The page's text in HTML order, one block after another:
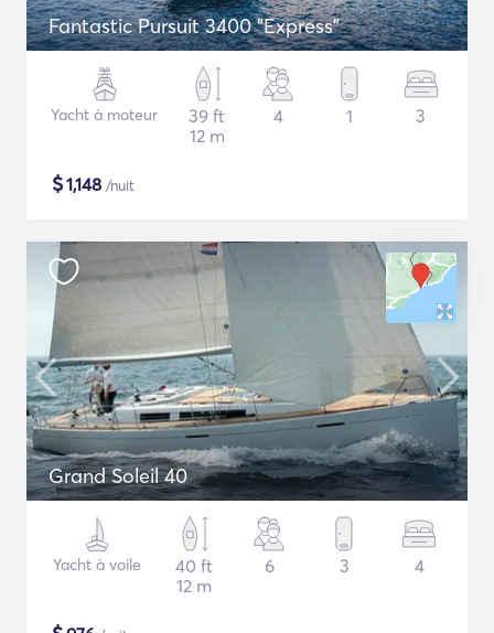
Fantastic Pursuit 3400 "Express"
Yacht à moteur
39 ft
12 m
4 1 3
$1,148 /nuit
Grand Soleil 40
Yacht à voile
40 ft
12 m
6 3 4